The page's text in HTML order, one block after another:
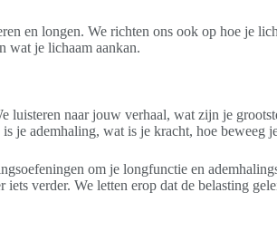
en longen. We richten ons ook op hoe je
wat je lichaam aankan.
naar jouw verhaal, wat zijn je
je ademhaling, wat is je kracht, hoe beweeg
om je longfunctie en
verder. We letten erop dat de belasting